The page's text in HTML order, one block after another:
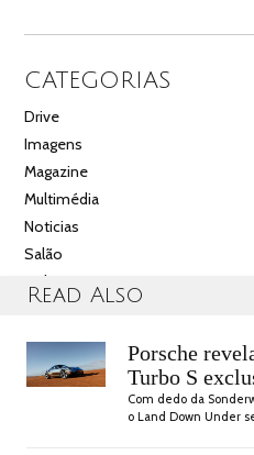
CATEGORIAS
Drive
Imagens
Magazine
Multimédia
Noticias
Salão
Videos
Read Also
Porsche
Turbo S
Com dedo da
o Land Down Under